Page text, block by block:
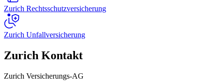
Zurich Rechtsschutzversicherung
Zurich Unfallversicherung
Zurich Kontakt
Zurich Versicherungs-AG